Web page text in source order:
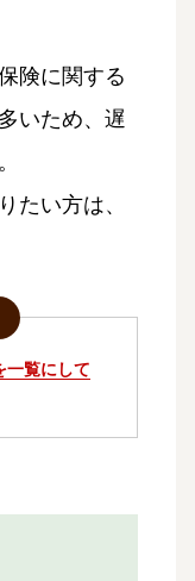
険に関する
いため、遅
たい方は、
一覧にして